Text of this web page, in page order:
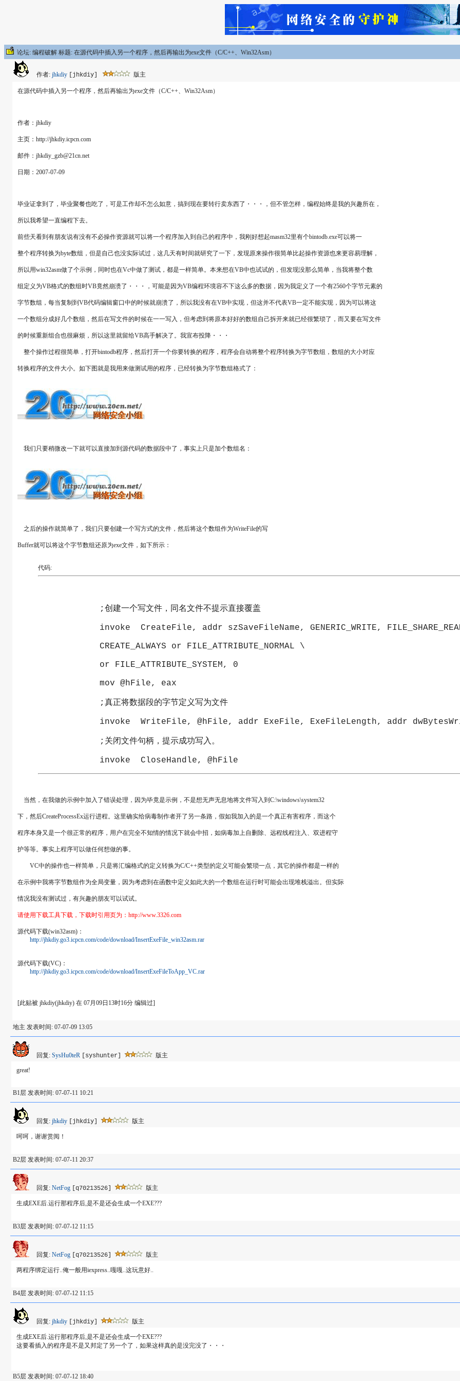
论坛: 编程破解 标题: 在源代码中插入另一个程序，然后再输出为exe文件（C/C++、Win32Asm）
作者: jhkdiy [jhkdiy] 版主
在源代码中插入另一个程序，然后再输出为exe文件（C/C++、Win32Asm）
作者：jhkdiy
主页：http://jhkdiy.icpcn.com
邮件：jhkdiy_gzb@21cn.net
日期：2007-07-09
毕业证拿到了，毕业聚餐也吃了，可是工作却不怎么如意，搞到现在要转行卖东西了・・・，但不管怎样，编程始终是我的兴趣所在，
所以我希望一直编程下去。
前些天看到有朋友说有没有不必操作资源就可以将一个程序加入到自己的程序中，我刚好想起masm32里有个bintodb.exe可以将一
整个程序转换为byte数组，但是自己也没实际试过，这几天有时间就研究了一下，发现原来操作很简单比起操作资源也来更容易理解，
所以用win32asm做了个示例，同时也在Vc中做了测试，都是一样简单。本来想在VB中也试试的，但发现没那么简单，当我将整个数
组定义为VB格式的数组时VB竟然崩溃了・・・，可能是因为VB编程环境容不下这么多的数据，因为我定义了一个有2560个字节元素的
字节数组，每当复制到VB代码编辑窗口中的时候就崩溃了，所以我没有在VB中实现，但这并不代表VB一定不能实现，因为可以将这
一个数组分成好几个数组，然后在写文件的时候在一一写入，但考虑到将原本好好的数组自己拆开来就已经很繁琐了，而又要在写文件
的时候重新组合也很麻烦，所以这里就留给VB高手解决了。我宣布投降・・・
整个操作过程很简单，打开bintodb程序，然后打开一个你要转换的程序，程序会自动将整个程序转换为字节数组，数组的大小对应
转换程序的文件大小。如下图就是我用来做测试用的程序，已经转换为字节数组格式了：
我们只要稍微改一下就可以直接加到源代码的数据段中了，事实上只是加个数组名：
之后的操作就简单了，我们只要创建一个写方式的文件，然后将这个数组作为WriteFile的写
Buffer就可以将这个字节数组还原为exe文件，如下所示：
代码:
;创建一个写文件，同名文件不提示直接覆盖
invoke  CreateFile, addr szSaveFileName, GENERIC_WRITE,
CREATE_ALWAYS or FILE_ATTRIBUTE_NORMAL \
or FILE_ATTRIBUTE_SYSTEM, 0
mov @hFile, eax
;真正将数据段的字节定义写为文件
invoke  WriteFile, @hFile, addr ExeFile, ExeFileLength, addr
;关闭文件句柄，提示成功写入。
invoke  CloseHandle, @hFile
当然，在我做的示例中加入了错误处理，因为毕竟是示例，不是想无声无息地将文件写入到C:\windows\system32
下，然后CreateProcessEx运行进程。这里确实给病毒制作者开了另一条路，假如我加入的是一个真正有害程序，而这个
程序本身又是一个很正常的程序，用户在完全不知情的情况下就会中招，如病毒加上自删除、远程线程注入、双进程守
护等等。事实上程序可以做任何想做的事。
VC中的操作也一样简单，只是将汇编格式的定义转换为C/C++类型的定义可能会繁琐一点，其它的操作都是一样的
在示例中我将字节数组作为全局变量，因为考虑到在函数中定义如此大的一个数组在运行时可能会出现堆栈溢出。但实际
情况我没有测试过，有兴趣的朋友可以试试。
请使用下载工具下载，下载时引用页为：http://www.3326.com
源代码下载(win32asm)：
http://jhkdiy.go3.icpcn.com/code/download/InsertExeFile_win32asm.rar
源代码下载(VC)：
http://jhkdiy.go3.icpcn.com/code/download/InsertExeFileToApp_VC.rar
[此贴被 jhkdiy(jhkdiy) 在 07月09日13时16分 编辑过]
地主 发表时间: 07-07-09 13:05
回复: SysHu0teR [syshunter] 版主
great!
B1层 发表时间: 07-07-11 10:21
回复: jhkdiy [jhkdiy] 版主
呵呵，谢谢赏阅！
B2层 发表时间: 07-07-11 20:37
回复: NetFog [q70213526] 版主
生成EXE后.运行那程序后,是不是还会生成一个EXE???
B3层 发表时间: 07-07-12 11:15
回复: NetFog [q70213526] 版主
两程序绑定运行..俺一般用iexpress..嘎嘎..这玩意好..
B4层 发表时间: 07-07-12 11:15
回复: jhkdiy [jhkdiy] 版主
生成EXE后.运行那程序后,是不是还会生成一个EXE???
这要看插入的程序是不是又邦定了另一个了，如果这样真的是没完没了・・・
B5层 发表时间: 07-07-12 18:40